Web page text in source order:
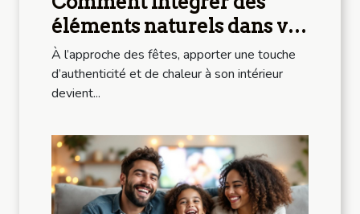
éléments naturels dans vos
décorations de Noël ?
À l’approche des fêtes, apporter une touche
d’authenticité et de chaleur à son intérieur
devient...